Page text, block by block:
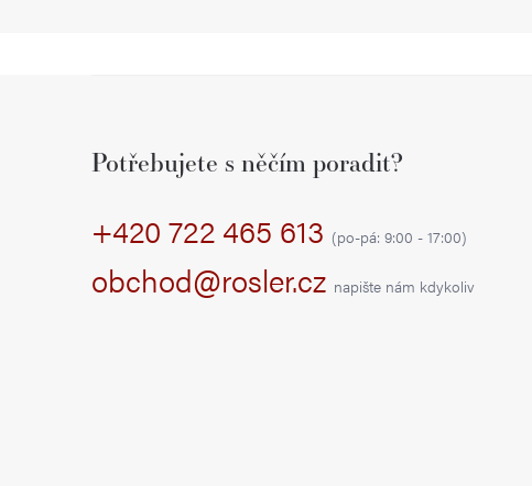
Potřebujete s něčím poradit?
+420 722 465 613 (po-pá: 9:00 - 17:00)
obchod@rosler.cz napište nám kdykoliv